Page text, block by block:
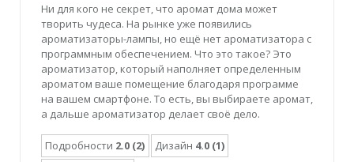
Ни для кого не секрет, что аромат дома может
творить чудеса. На рынке уже появились
ароматизаторы-лампы, но ещё нет ароматизатора с
программным обеспечением. Что это такое? Это
ароматизатор, который наполняет определенным
ароматом ваше помещение благодаря программе
на вашем смартфоне. То есть, вы выбираете аромат,
а дальше ароматизатор делает своё дело.
Подробности 2.0 (2) Дизайн 4.0 (1)